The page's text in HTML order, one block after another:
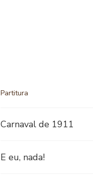
Partitura
Carnaval de 1911
E eu, nada!